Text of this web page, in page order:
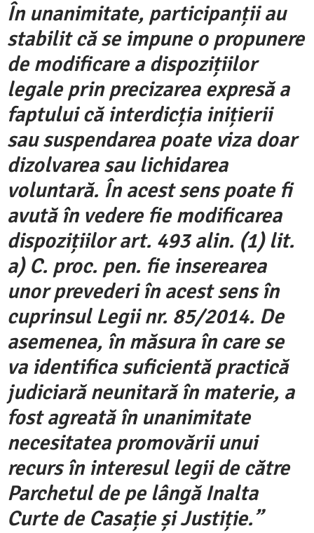
În unanimitate, participanții au
stabilit că se impune o propunere
de modificare a dispozițiilor
legale prin precizarea expresă a
faptului că interdicția inițierii
sau suspendarea poate viza doar
dizolvarea sau lichidarea
voluntară. În acest sens poate fi
avută în vedere fie modificarea
dispozițiilor art. 493 alin. (1) lit.
a) C. proc. pen. fie inserearea
unor prevederi în acest sens în
cuprinsul Legii nr. 85/2014. De
asemenea, în măsura în care se
va identifica suficientă practică
judiciară neunitară în materie, a
fost agreată în unanimitate
necesitatea promovării unui
recurs în interesul legii de către
Parchetul de pe lângă Inalta
Curte de Casație și Justiție.”